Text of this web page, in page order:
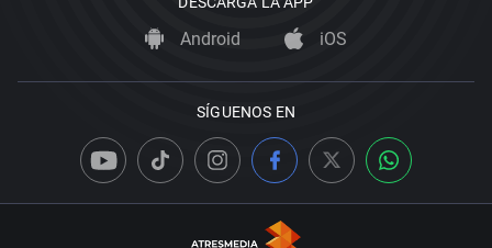
Android iOS
SÍGUENOS EN